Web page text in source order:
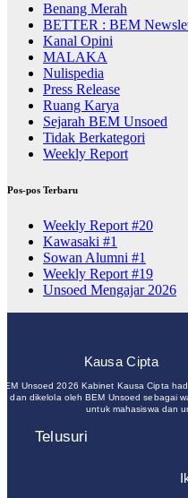
Benang Merah
BETTER : BEM
Kanal Opini
MALAKA
Nulispedia
Press Release
Ruang Karya
Sejarah BEM Unsoed
Tidak Berkategori
Weekly Report
Pos-pos Terbaru
Weekly Report #20
Kawasaki #1
Sowan Alumni #1
Weekly Report #19
Unsoed Mengajar 2026
Kausa Cipta
Unsoed 2026 Kabinet Kausa Cipta
dan dikelola oleh BEM Unsoed sebagai
untuk mahasiswa dan
Telusuri